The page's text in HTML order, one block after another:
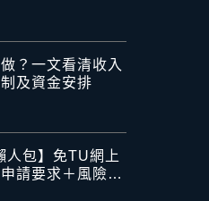
？一文看清收入
及資金安排
人包】免TU網上
請要求＋風險一